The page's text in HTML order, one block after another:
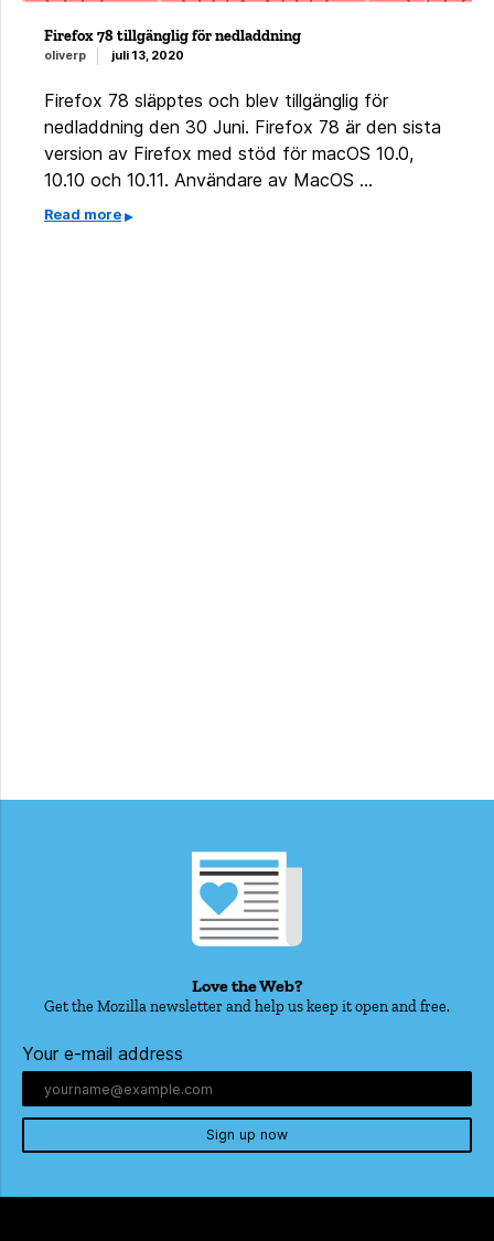
Firefox 78 tillgänglig för nedladdning
oliverp juli 13, 2020
Firefox 78 släpptes och blev tillgänglig för
nedladdning den 30 Juni. Firefox 78 är den sista
version av Firefox med stöd för macOS 10.0,
10.10 och 10.11. Användare av MacOS …
Read more
Love the Web?
Get the Mozilla newsletter and help us keep it open and free.
Your e-mail address
Sign up now